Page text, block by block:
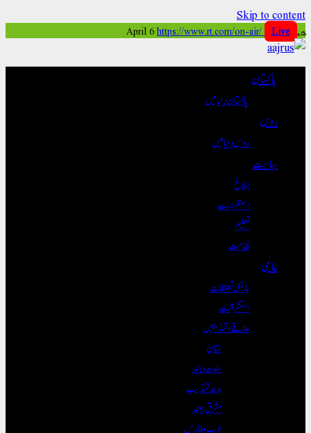
Skip to
https://www.rt.com/on-air/ Live
پاکستان
پاکستان دنیا میں
روس
روس دنیا میں
سیاست
ابلاغ
استغرابیت
تعلیم
نظامت
عالمی
باہمی تعلقات
استشراقیت
علاقے و تہذیبیں
ستان
سندھ و ہند
بدھ تہذیب
مشرق بعید
عرب و فارس